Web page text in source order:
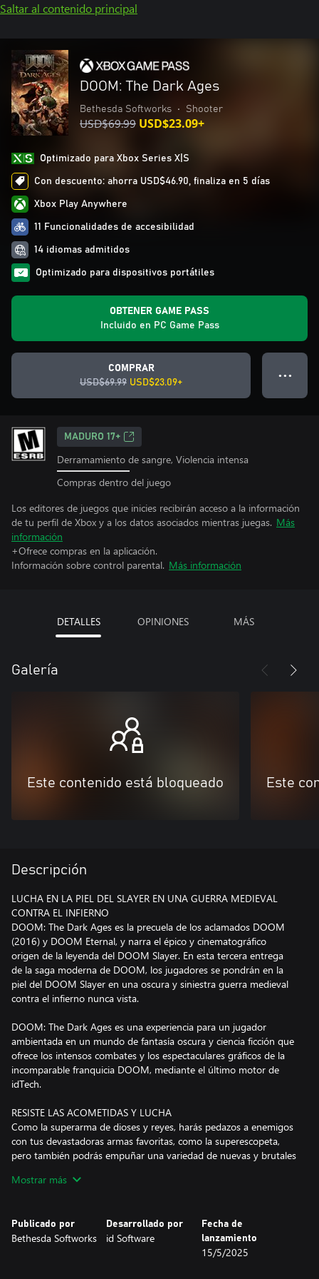
Saltar al contenido principal
DOOM: The Dark Ages
Bethesda Softworks • Shooter
USD$69.99 USD$23.09+
Optimizado para Xbox Series X|S
Con descuento: ahorra USD$46.90, finaliza en 5 días
Xbox Play Anywhere
11 Funcionalidades de accesibilidad
14 idiomas admitidos
Optimizado para dispositivos portátiles
OBTENER GAME PASS
Incluido en PC Game Pass
COMPRAR
USD$69.99 USD$23.09+
● ● ●
MADURO 17+
Derramamiento de sangre, Violencia intensa
Compras dentro del juego
Los editores de juegos que inicies recibirán acceso a la información
de tu perfil de Xbox y a los datos asociados mientras juegas. Más
información
+Ofrece compras en la aplicación.
Información sobre control parental. Más información
DETALLES OPINIONES MÁS
Galería
Este contenido está bloqueado Este
Descripción
LUCHA EN LA PIEL DEL SLAYER EN UNA GUERRA MEDIEVAL
CONTRA EL INFIERNO
DOOM: The Dark Ages es la precuela de los aclamados DOOM
(2016) y DOOM Eternal, y narra el épico y cinematográfico
origen de la leyenda del DOOM Slayer. En esta tercera entrega
de la saga moderna de DOOM, los jugadores se pondrán en la
piel del DOOM Slayer en una oscura y siniestra guerra medieval
contra el infierno nunca vista.
DOOM: The Dark Ages es una experiencia para un jugador
ambientada en un mundo de fantasía oscura y ciencia ficción que
ofrece los intensos combates y los espectaculares gráficos de la
incomparable franquicia DOOM, mediante el último motor de
idTech.
RESISTE LAS ACOMETIDAS Y LUCHA
Como la superarma de dioses y reyes, harás pedazos a enemigos
con tus devastadoras armas favoritas, como la superescopeta,
pero también podrás empuñar una variedad de nuevas y brutales
lucharás en los campos de batalla infestados de demonios en los
mecadragón y te erigirás en un descomunal meca Atlan para
aplastar a demonios con un nuevo y mejorado sistema de
ejecuciones. Solo el Slayer es capaz de reinar en el caos
Mostrar más
Publicado por
Bethesda Softworks
Desarrollado por
id Software
Fecha de
lanzamiento
15/5/2025